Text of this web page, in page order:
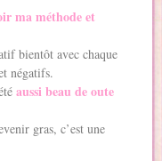
ma méthode et
bientôt avec chaque
négatifs.
aussi beau de oute
gras, c’est une